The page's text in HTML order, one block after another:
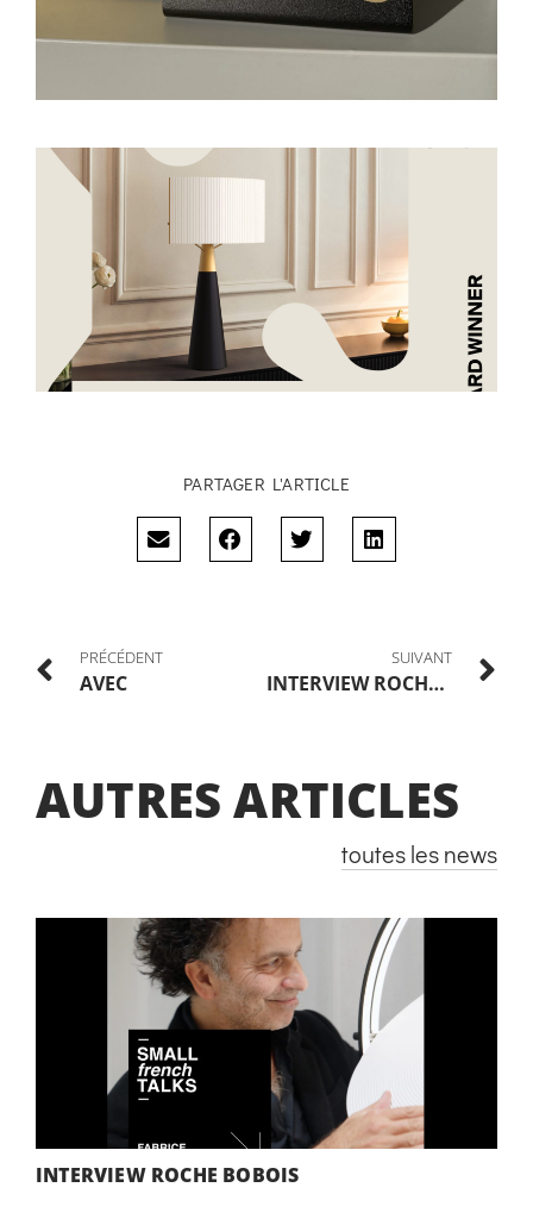
PARTAGER L'ARTICLE
PRÉCÉDENT
AVEC
SUIVANT
INTERVIEW ROCHE BOBOIS
AUTRES ARTICLES
toutes les news
INTERVIEW ROCHE BOBOIS